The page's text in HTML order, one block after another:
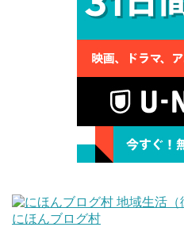
にほんブログ村